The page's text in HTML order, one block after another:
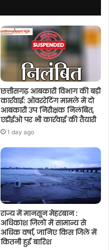
छत्तीसगढ़ आबकारी विभाग की बड़ी
कार्रवाई: ओवररेटिंग मामले में दो
आबकारी उप निरीक्षक निलंबित,
एडीईओ पर भी कार्रवाई की तैयारी
1 day ago
राज्य में मानसून मेहरबान :
अधिकांश जिलों में सामान्य से
अधिक वर्षा, जानिए किस जिले में
कितनी हुई बारिश